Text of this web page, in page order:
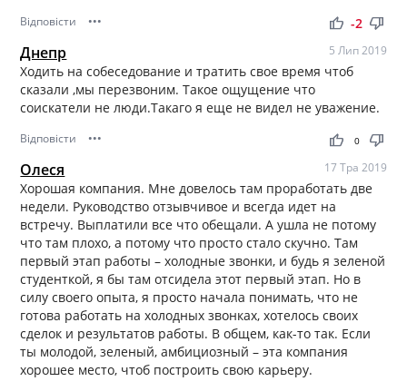
Відповісти ••• thumb_up thumb_down
-2
Днепр 5 Лип 2019
Ходить на собеседование и тратить свое время чтоб
сказали ,мы перезвоним. Такое ощущение что
соискатели не люди.Такаго я еще не видел не уважение.
Відповісти ••• thumb_up thumb_down
0
Олеся 17 Тра 2019
Хорошая компания. Мне довелось там проработать две
недели. Руководство отзывчивое и всегда идет на
встречу. Выплатили все что обещали. А ушла не потому
что там плохо, а потому что просто стало скучно. Там
первый этап работы – холодные звонки, и будь я зеленой
студенткой, я бы там отсидела этот первый этап. Но в
силу своего опыта, я просто начала понимать, что не
готова работать на холодных звонках, хотелось своих
сделок и результатов работы. В общем, как-то так. Если
ты молодой, зеленый, амбициозный – эта компания
хорошее место, чтоб построить свою карьеру.